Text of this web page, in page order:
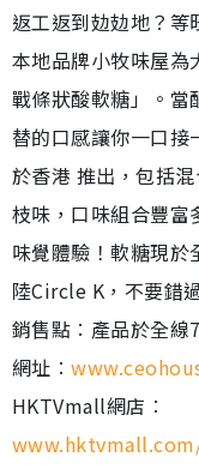
返工返到攰攰地？
本地品牌小牧味屋為
戰條狀酸軟糖」。當
替的口感讓你一口
於香港 推出，包括
枝味，口味組合豐富
味覺體驗！軟糖現
陸Circle K，不要錯
銷售點︰產品於全
網址︰
HKTVmall網店︰